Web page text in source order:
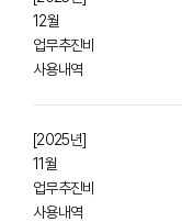
12월
업무추진비
사용내역
[2025년]
11월
업무추진비
사용내역